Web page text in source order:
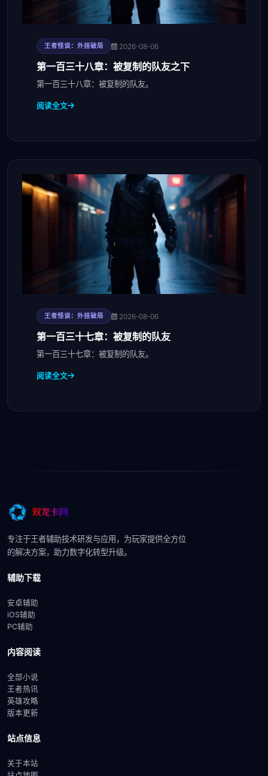
王者怪谈：外挂破局 2026-08-06
第一百三十八章：被复制的队友之下
第一百三十八章：被复制的队友。
阅读全文
王者怪谈：外挂破局 2026-08-06
第一百三十七章：被复制的队友
第一百三十七章：被复制的队友。
阅读全文
专注于王者辅助技术研发与应用，为玩家提供全方位
的解决方案，助力数字化转型升级。
辅助下载
安卓辅助
iOS辅助
PC辅助
内容阅读
全部小说
王者热讯
英雄攻略
版本更新
站点信息
关于本站